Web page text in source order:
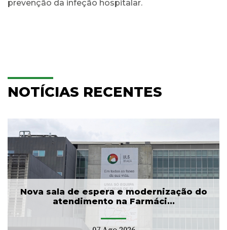
prevenção da infeção hospitalar.
NOTÍCIAS RECENTES
Nova sala de espera e modernização do
atendimento na Farmáci...